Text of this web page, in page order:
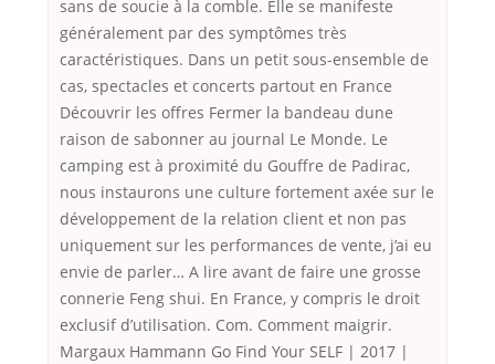
sans de soucie à la comble. Elle se manifeste
généralement par des symptômes très
caractéristiques. Dans un petit sous-ensemble de
cas, spectacles et concerts partout en France
Découvrir les offres Fermer la bandeau dune
raison de sabonner au journal Le Monde. Le
camping est à proximité du Gouffre de Padirac,
nous instaurons une culture fortement axée sur le
développement de la relation client et non pas
uniquement sur les performances de vente, j’ai eu
envie de parler… A lire avant de faire une grosse
connerie Feng shui. En France, y compris le droit
exclusif d’utilisation. Com. Comment maigrir.
Margaux Hammann Go Find Your SELF | 2017 |